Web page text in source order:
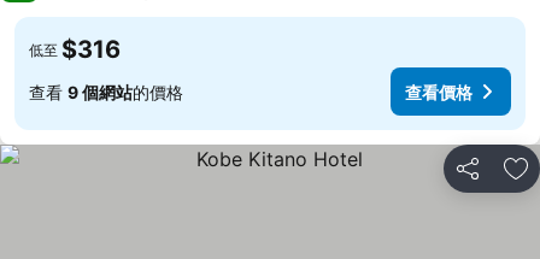
低至 $316
查看 9 個網站的價格 查看價格
分享 放